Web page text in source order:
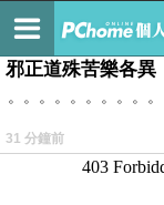
最新文章
邪正道殊苦樂各異
。。。。。。。。。。
31 分鐘前